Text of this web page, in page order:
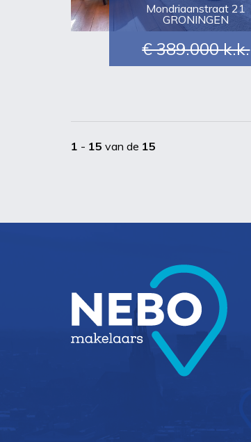
Mondriaanstraat 21
GRONINGEN
€ 389.000k.k.
1 - 15 van de 15